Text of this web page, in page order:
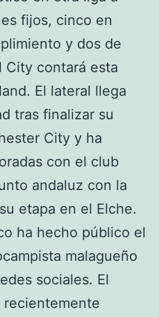
fijos, cinco en
y dos de
City contará esta
El lateral llega
tras finalizar su
City y ha
con el club
andaluz con la
etapa en el Elche.
ha hecho público el
malagueño
sociales. El
recientemente